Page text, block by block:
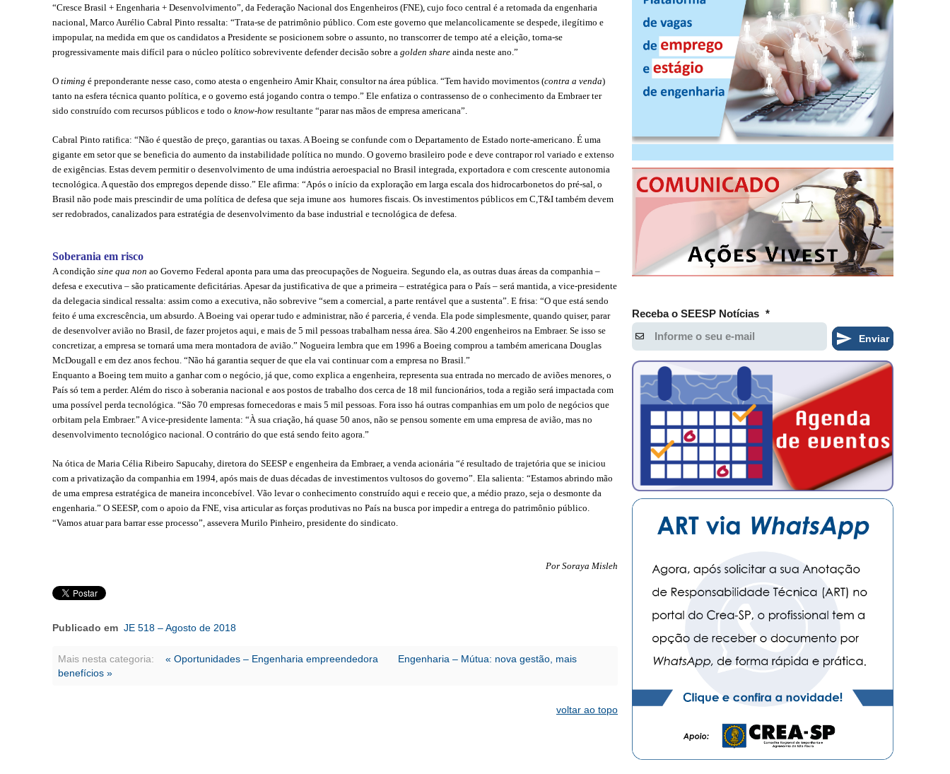
“Cresce Brasil + Engenharia + Desenvolvimento”, da Federação Nacional dos Engenheiros (FNE), cujo foco central é a retomada da engenharia
nacional, Marco Aurélio Cabral Pinto ressalta: “Trata-se de patrimônio público. Com este governo que melancolicamente se despede, ilegítimo e
impopular, na medida em que os candidatos a Presidente se posicionem sobre o assunto, no transcorrer de tempo até a eleição, torna-se
progressivamente mais difícil para o núcleo político sobrevivente defender decisão sobre a golden share ainda neste ano.”
O timing é preponderante nesse caso, como atesta o engenheiro Amir Khair, consultor na área pública. “Tem havido movimentos (contra a venda)
tanto na esfera técnica quanto política, e o governo está jogando contra o tempo.” Ele enfatiza o contrassenso de o conhecimento da Embraer ter
sido construído com recursos públicos e todo o know-how resultante “parar nas mãos de empresa americana”.
Cabral Pinto ratifica: “Não é questão de preço, garantias ou taxas. A Boeing se confunde com o Departamento de Estado norte-americano. É uma
gigante em setor que se beneficia do aumento da instabilidade política no mundo. O governo brasileiro pode e deve contrapor rol variado e extenso
de exigências. Estas devem permitir o desenvolvimento de uma indústria aeroespacial no Brasil integrada, exportadora e com crescente autonomia
tecnológica. A questão dos empregos depende disso.” Ele afirma: “Após o início da exploração em larga escala dos hidrocarbonetos do pré-sal, o
Brasil não pode mais prescindir de uma política de defesa que seja imune aos humores fiscais. Os investimentos públicos em C,T&I também devem
ser redobrados, canalizados para estratégia de desenvolvimento da base industrial e tecnológica de defesa.
Soberania em risco
A condição sine qua non ao Governo Federal aponta para uma das preocupações de Nogueira. Segundo ela, as outras duas áreas da companhia –
defesa e executiva – são praticamente deficitárias. Apesar da justificativa de que a primeira – estratégica para o País – será mantida, a vice-presidente
da delegacia sindical ressalta: assim como a executiva, não sobrevive “sem a comercial, a parte rentável que a sustenta”. E frisa: “O que está sendo
feito é uma excrescência, um absurdo. A Boeing vai operar tudo e administrar, não é parceria, é venda. Ela pode simplesmente, quando quiser, parar
de desenvolver avião no Brasil, de fazer projetos aqui, e mais de 5 mil pessoas trabalham nessa área. São 4.200 engenheiros na Embraer. Se isso se
concretizar, a empresa se tornará uma mera montadora de avião.” Nogueira lembra que em 1996 a Boeing comprou a também americana Douglas
McDougall e em dez anos fechou. “Não há garantia sequer de que ela vai continuar com a empresa no Brasil.”
Enquanto a Boeing tem muito a ganhar com o negócio, já que, como explica a engenheira, representa sua entrada no mercado de aviões menores, o
País só tem a perder. Além do risco à soberania nacional e aos postos de trabalho dos cerca de 18 mil funcionários, toda a região será impactada com
uma possível perda tecnológica. “São 70 empresas fornecedoras e mais 5 mil pessoas. Fora isso há outras companhias em um polo de negócios que
orbitam pela Embraer.” A vice-presidente lamenta: “À sua criação, há quase 50 anos, não se pensou somente em uma empresa de avião, mas no
desenvolvimento tecnológico nacional. O contrário do que está sendo feito agora.”
Na ótica de Maria Célia Ribeiro Sapucahy, diretora do SEESP e engenheira da Embraer, a venda acionária “é resultado de trajetória que se iniciou
com a privatização da companhia em 1994, após mais de duas décadas de investimentos vultosos do governo”. Ela salienta: “Estamos abrindo mão
de uma empresa estratégica de maneira inconcebível. Vão levar o conhecimento construído aqui e receio que, a médio prazo, seja o desmonte da
engenharia.” O SEESP, com o apoio da FNE, visa articular as forças produtivas no País na busca por impedir a entrega do patrimônio público.
“Vamos atuar para barrar esse processo”, assevera Murilo Pinheiro, presidente do sindicato.
Por Soraya Misleh
Publicado em JE 518 – Agosto de 2018
Mais nesta categoria: « Oportunidades – Engenharia empreendedora
Engenharia – Mútua: nova gestão, mais
benefícios »
voltar ao topo
Receba o SEESP Notícias *
Enviar